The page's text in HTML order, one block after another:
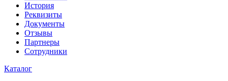
История
Реквизиты
Документы
Отзывы
Партнеры
Сотрудники
Каталог